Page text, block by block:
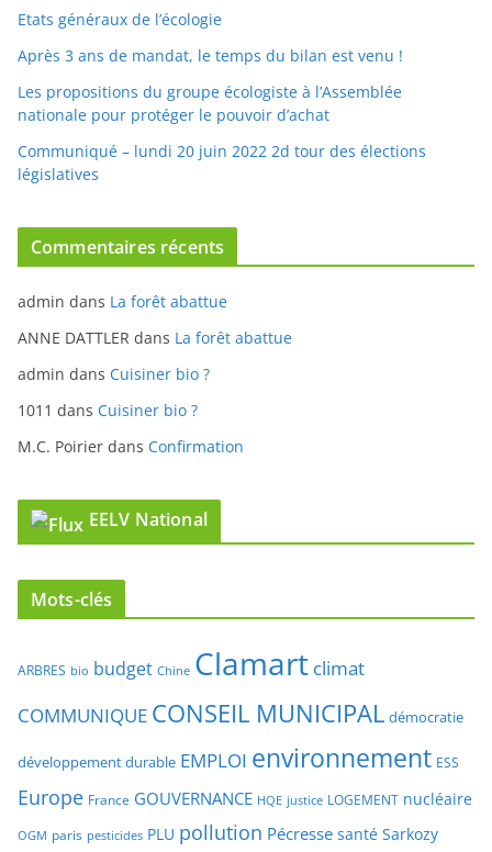
Etats généraux de l’écologie
Après 3 ans de mandat, le temps du bilan est venu !
Les propositions du groupe écologiste à l’Assemblée
nationale pour protéger le pouvoir d’achat
Communiqué – lundi 20 juin 2022 2d tour des élections
législatives
Commentaires récents
admin dans La forêt abattue
ANNE DATTLER dans La forêt abattue
admin dans Cuisiner bio ?
1011 dans Cuisiner bio ?
M.C. Poirier dans Confirmation
EELV National
Mots-clés
ARBRES bio budget Chine Clamart climat
COMMUNIQUE CONSEIL MUNICIPAL démocratie
développement durable EMPLOI environnement ESS
Europe France GOUVERNANCE HQE justice LOGEMENT nucléaire
OGM paris pesticides PLU pollution Pécresse santé Sarkozy